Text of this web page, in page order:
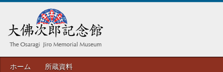
ホーム 所蔵資料